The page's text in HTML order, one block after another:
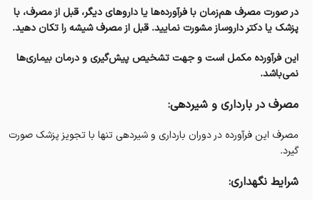
در صورت مصرف هم‌زمان با فرآورده‌ها یا داروهای دیگر، قبل از مصرف، با
پزشک یا دکتر داروساز مشورت نمایید. قبل از مصرف شیشه را تکان دهید.
این فرآورده مکمل است و جهت تشخیص پیش‌گیری و درمان بیماری‌ها
نمی‌باشد.
مصرف در بارداری و شیردهی:
مصرف‌ این فرآورده در دوران بارداری و شیردهی تنها با تجویز پزشک صورت
گیرد.
شرایط نگهداری: